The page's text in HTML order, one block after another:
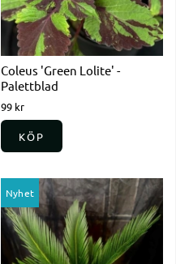
Coleus 'Green Lolite' -
Palettblad
99 kr
KÖP
Nyhet